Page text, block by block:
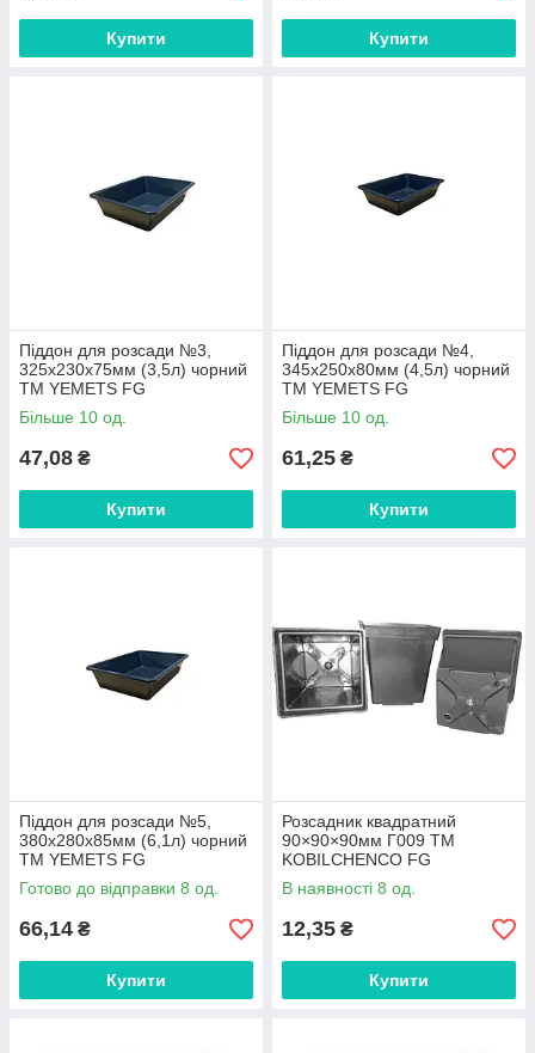
Купити Купити
Піддон для розсади №3,
325х230х75мм (3,5л) чорний
ТМ YEMETS FG
Більше 10 од.
47,08 ₴
Купити
Піддон для розсади №4,
345х250х80мм (4,5л) чорний
ТМ YEMETS FG
Більше 10 од.
61,25 ₴
Купити
Піддон для розсади №5,
380х280х85мм (6,1л) чорний
ТМ YEMETS FG
Готово до відправки 8 од.
66,14 ₴
Купити
Розсадник квадратний
90×90×90мм Г009 ТМ
KOBILCHENCO FG
В наявності 8 од.
12,35 ₴
Купити